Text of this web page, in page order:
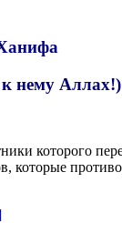
к нему Аллах!)
которого
которые